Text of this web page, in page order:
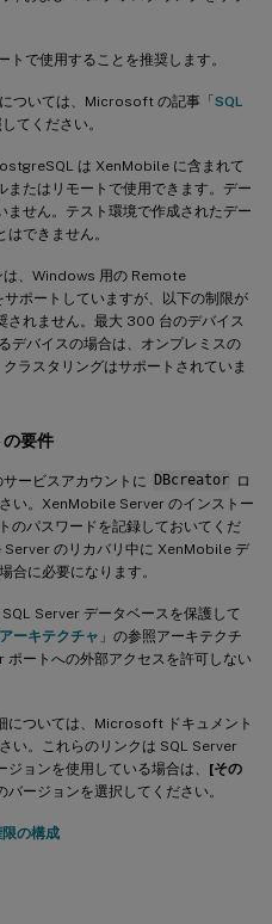
で使用することを推奨します。
ついては、Microsoft の記事「SQL
てください。
は XenMobile に含まれて
またはリモートで使用できます。デー
ません。テスト環境で作成されたデー
できません。
、Windows 用の Remote
ポートしていますが、以下の制限が
されません。最大 300 台のデバイス
デバイスの場合は、オンプレミスの
ラスタリングはサポートされていま
要件
ービスアカウントに DBcreator ロ
い。XenMobile Server のインストー
のパスワードを記録しておいてくだ
のリカバリ中に XenMobile デ
合に必要になります。
Server データベースを保護して
ーキテクチャ 」の参照アーキテクチ
ポートへの外部アクセスを許可しない
については、Microsoft ドキュメント
い。これらのリンクは SQL Server
ョンを使用している場合は、 [その
バージョンを選択してください。
の構成